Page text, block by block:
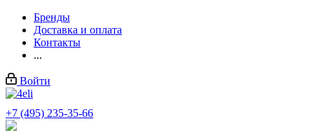
Бренды
Доставка и оплата
Контакты
...
Войти
+7 (495) 235-35-66